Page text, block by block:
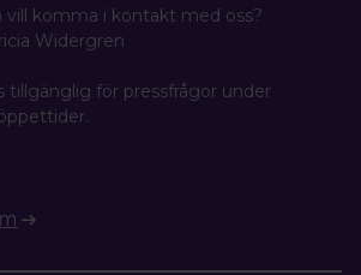
vill komma i kontakt med oss?
Widergren
tillgänglig för pressfrågor under